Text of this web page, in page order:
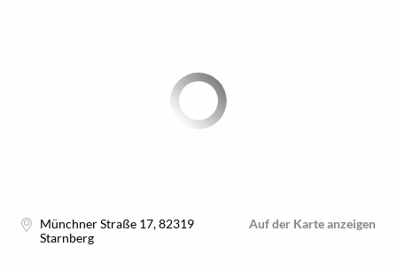
Münchner Straße 17,82319
Starnberg
Auf der Karte anzeigen